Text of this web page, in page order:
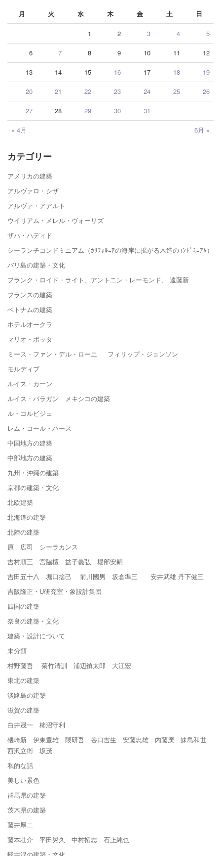
月
火 水 木 金 土 日
« 4月 6月 »
1 2 3 4 5
6 7 8 9 10 11 12
13 14 15 16 17 18 19
20 21 22 23 24 25 26
27 28 29 30 31
カテゴリー
アメリカの建築
アルヴァロ・シザ
アルヴァ・アアルト
ウイリアム・メレル・ヴォーリズ
ザハ・ハディド
シーランチコンドミニアム（ｶﾘﾌｫﾙﾆｱの海岸に拡がる木造のｺﾝﾄﾞﾐﾆｱﾑ）
バリ島の建築・文化
フランク・ロイド・ライト、アントニン・レーモンド、 遠藤新
フランスの建築
ベトナムの建築
ホテルオークラ
マリオ・ボッタ
ミース・ファン・デル・ローエ フィリップ・ジョンソン
モルディブ
ルイス・カーン
ルイス・バラガン メキシコの建築
ル・コルビジェ
レム・コール・ハース
中国地方の建築
中部地方の建築
九州・沖縄の建築
京都の建築・文化
北欧建築
北海道の建築
北陸の建築
原 広司 シーラカンス
吉村順三 宮脇檀 益子義弘 堀部安嗣
吉田五十八 堀口捨己 前川國男 坂倉準三 安井武雄 丹下健三
吉阪隆正・U研究室・象設計集団
四国の建築
奈良の建築・文化
建築・設計について
未分類
村野藤吾 菊竹清訓 浦辺鎮太郎 大江宏
東北の建築
淡路島の建築
滋賀の建築
白井晟一 柿沼守利
磯崎新 伊東豊雄 隈研吾 谷口吉生 安藤忠雄 内藤廣 妹島和世
西沢立衛 坂茂
私的な話
美しい景色
群馬県の建築
茨木県の建築
藤井厚二
藤本壮介 平田晃久 中村拓志 石上純也